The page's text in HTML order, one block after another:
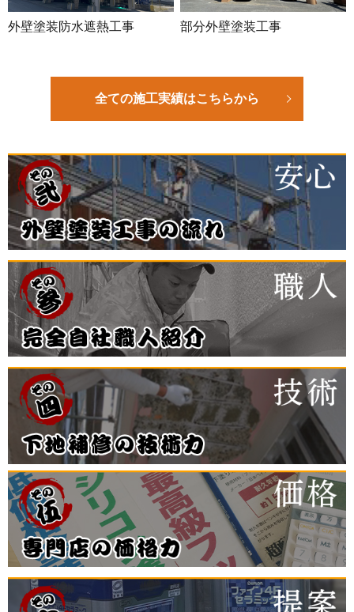
外壁塗装防水遮熱工事 部分外壁塗装工事
全ての施工実績はこちらから